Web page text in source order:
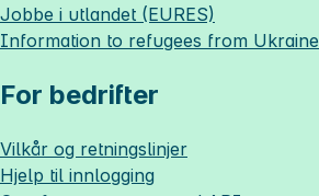
Jobbe i utlandet (EURES)
Information to refugees from Ukraine
For bedrifter
Vilkår og retningslinjer
Hjelp til innlogging